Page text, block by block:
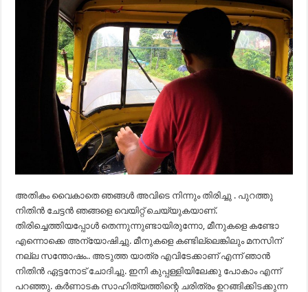
അതികം വൈകാതെ ഞങ്ങൾ അവിടെ നിന്നും തിരിച്ചു . പുറത്തു
നിതിൻ ചേട്ടൻ ഞങ്ങളെ വെയിറ്റ് ചെയ്യുകയാണ്.
തിരിച്ചെത്തിയപ്പോൾ തെന്നുന്നുണ്ടായിരുന്നോ, മീനുകളെ കണ്ടോ
എന്നൊക്കെ അന്യോഷിച്ചു. മീനുകളെ കണ്ടില്ലെങ്കിലും മനസിന്
നല്ല സന്തോഷം.. അടുത്ത യാത്ര എവിടേക്കാണ് എന്ന് ഞാൻ
നിതിൻ ഏട്ടനോട് ചോദിച്ചു. ഇനി കുപ്പള്ളിയിലേക്കു പോകാം എന്ന്
പറഞ്ഞു. കർണാടക സാഹിത്യത്തിന്റെ ചരിത്രം ഉറങ്ങിക്കിടക്കുന്ന